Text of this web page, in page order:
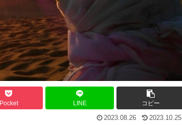
Pocket LINE コピー
2023.08.26 2023.10.25